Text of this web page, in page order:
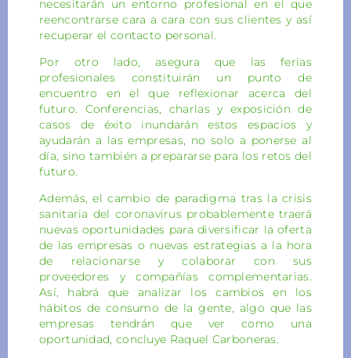
necesitarán un entorno profesional en el que
reencontrarse cara a cara con sus clientes y así
recuperar el contacto personal.
Por otro lado, asegura que las ferias
profesionales constituirán un punto de
encuentro en el que reflexionar acerca del
futuro. Conferencias, charlas y exposición de
casos de éxito inundarán estos espacios y
ayudarán a las empresas, no solo a ponerse al
día, sino también a prepararse para los retos del
futuro.
Además, el cambio de paradigma tras la crisis
sanitaria del coronavirus probablemente traerá
nuevas oportunidades para diversificar la oferta
de las empresas o nuevas estrategias a la hora
de relacionarse y colaborar con sus
proveedores y compañías complementarias.
Así, habrá que analizar los cambios en los
hábitos de consumo de la gente, algo que las
empresas tendrán que ver como una
oportunidad, concluye Raquel Carboneras.